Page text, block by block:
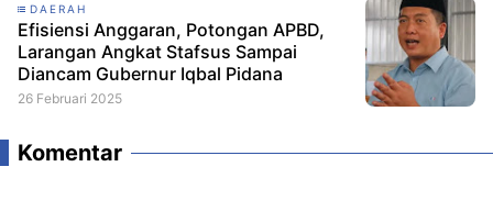
DAERAH
Efisiensi Anggaran, Potongan APBD,
Larangan Angkat Stafsus Sampai
Diancam Gubernur Iqbal Pidana
26 Februari 2025
Komentar